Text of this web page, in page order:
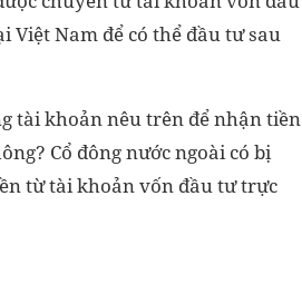
Nam để có thể đầu tư sau
tài khoản nêu trên để nhận tiền
Cổ đông nước ngoài có bị
từ tài khoản vốn đầu tư trực